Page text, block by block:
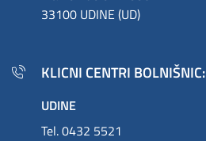
33100 UDINE (UD)
KLICNI CENTRI BOLNIŠNIC:
UDINE
Tel. 0432 5521